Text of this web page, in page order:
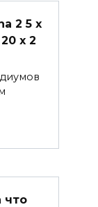
2 5 х
х 2
что